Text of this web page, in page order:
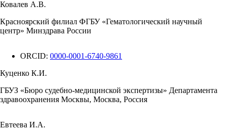
Ковалев А.В.
Красноярский филиал ФГБУ «Гематологический научный
центр» Минздрава России
ORCID: 0000-0001-6740-9861
Куценко К.И.
ГБУЗ «Бюро судебно-медицинской экспертизы» Департамента
здравоохранения Москвы, Москва, Россия
Евтеева И.А.